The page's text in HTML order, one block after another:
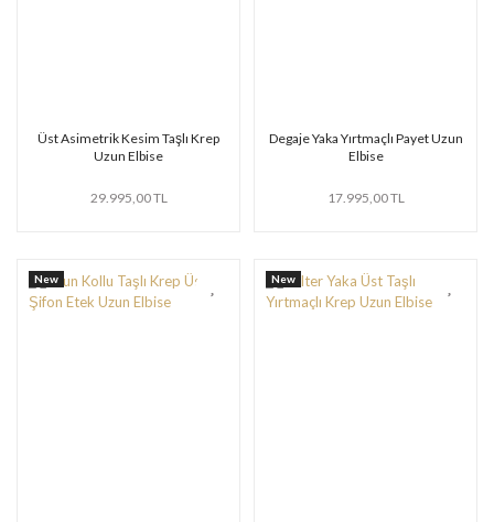
Üst Asimetrik Kesim Taşlı Krep
Uzun Elbise
29.995,00 TL
Degaje Yaka Yırtmaçlı Payet Uzun
Elbise
17.995,00 TL
New New